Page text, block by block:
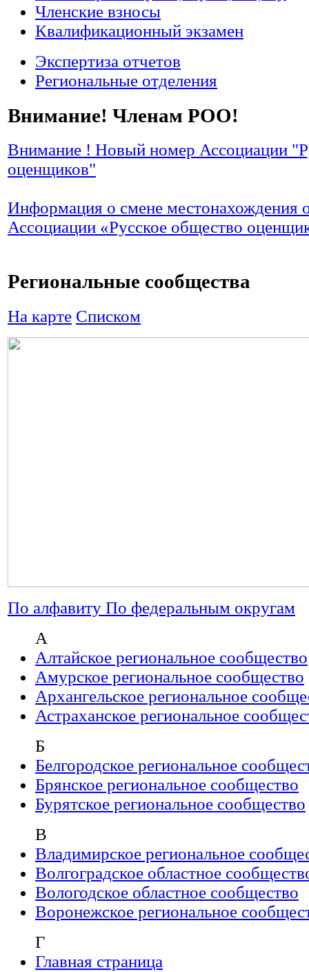
Членские взносы
Квалификационный экзамен
Экспертиза отчетов
Региональные отделения
Внимание! Членам РОО!
Внимание ! Новый номер Ассоциации
оценщиков"
Информация о смене местонахождения
Ассоциации «Русское общество
Региональные сообщества
На карте Списком
По алфавиту По федеральным округам
А
Алтайское региональное сообщество
Амурское региональное сообщество
Архангельское региональное
Астраханское региональное
Б
Белгородское региональное
Брянское региональное сообщество
Бурятское региональное сообщество
В
Владимирское региональное
Волгоградское областное
Вологодское областное сообщество
Воронежское региональное
Г
Главная страница